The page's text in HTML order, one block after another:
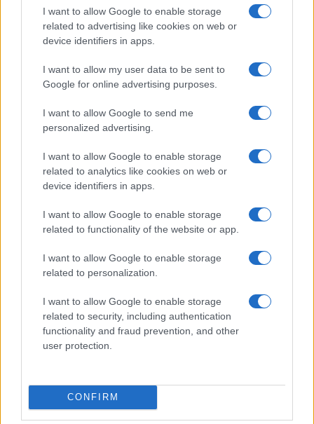
I want to allow Google to enable storage
related to advertising like cookies on web or
device identifiers in apps.
I want to allow my user data to be sent to
Google for online advertising purposes.
I want to allow Google to send me
personalized advertising.
I want to allow Google to enable storage
related to analytics like cookies on web or
device identifiers in apps.
I want to allow Google to enable storage
related to functionality of the website or app.
I want to allow Google to enable storage
related to personalization.
I want to allow Google to enable storage
related to security, including authentication
functionality and fraud prevention, and other
user protection.
CONFIRM
Cómo la crisis de refino está afectando los precios de la
gasolina y el diésel
Lucía Herrera · 7 Ago 2026
FINANZAS
Intervención conjunta de Japón y EE.UU. para frenar la caída